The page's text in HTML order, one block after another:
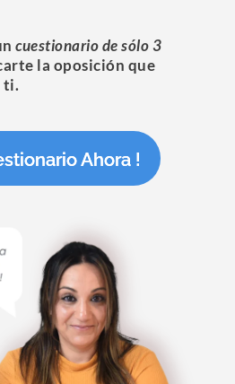
cuestionario de sólo 3
la oposición que
ti.
Ahora !